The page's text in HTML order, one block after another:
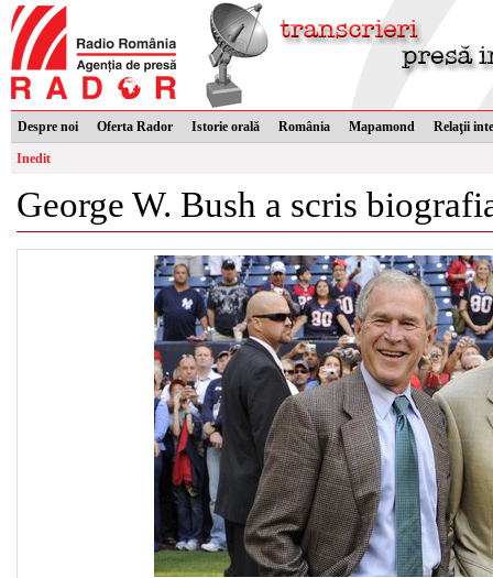
Despre noi Oferta Rador Istorie orală România Mapamond Relaţii
Inedit
George W. Bush a scris